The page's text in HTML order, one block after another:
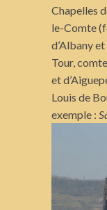
Chapelles
le-Comte
d’Albany
Tour,
et
Louis de
exemple :